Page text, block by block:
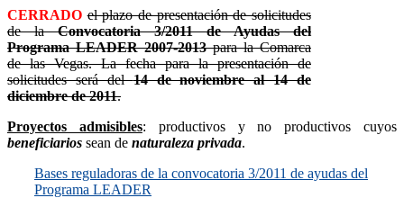
3/2011
CERRADO el plazo de presentación de solicitudes
de laConvocatoria 3/2011 de Ayudas del
Programa LEADER 2007-2013para la Comarca
de las Vegas. La fecha para la presentación de
solicitudes será del14 de noviembre al 14 de
diciembre de 2011.
Proyectos admisibles: productivos y no productivos cuyos
beneficiarios sean de naturaleza privada.
Bases reguladoras de la convocatoria 3/2011 de ayudas del
Programa LEADER